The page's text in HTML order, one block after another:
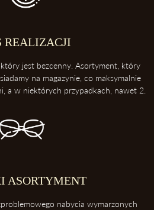
uderzeniami oraz kurzem.
przednią powierzchnią do góry
przed porysowaniem.
temperaturami
rozdzielcza samochodu. Soczewki
REALIZACJI
jest bezcenny. Asortyment, który
na magazynie, co maksymalnie
a w niektórych przypadkach, nawet 2.
ASORTYMENT
nabycia wymarzonych